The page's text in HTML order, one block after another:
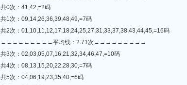
共0次：41,42,=2码
共1次：09,14,26,36,39,48,49,=7码
共2次：01,10,11,12,17,18,24,25,27,31,33,37,38,43,44,45,=16码
←←←←←←←←←平均线：2.71次→→→→→→→→→
共3次：02,03,05,07,16,21,32,34,46,47,=10码
共4次：08,13,15,20,22,28,30,=7码
共5次：04,06,19,23,35,40,=6码